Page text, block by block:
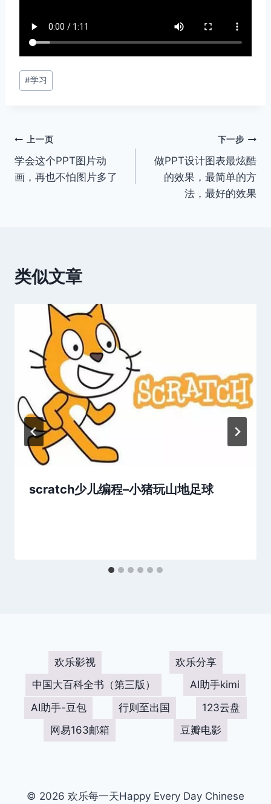
文
章
#学习
文
章
上一页
学会这个PPT图片动
画，再也不怕图片多了
下一步
做PPT设计图表最炫酷
的效果，最简单的方
法，最好的效果
类似文章
scratch少儿编程–小猪玩山地足球
欢乐影视
欢乐分享
中国大百科全书（第三版）
AI助手kimi
AI助手-豆包
行则至出国
123云盘
网易163邮箱
豆瓣电影
© 2026 欢乐每一天Happy Every Day Chinese